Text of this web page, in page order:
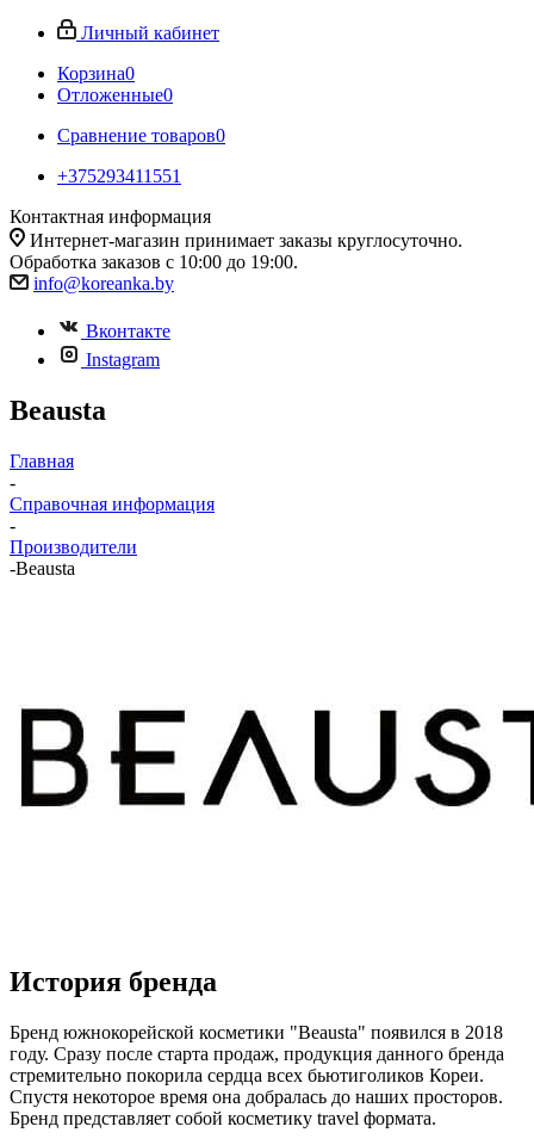
Личный кабинет
Корзина0
Отложенные0
Сравнение товаров0
+375293411551
Контактная информация
Интернет-магазин принимает заказы круглосуточно.
Обработка заказов с 10:00 до 19:00.
info@koreanka.by
Вконтакте
Instagram
Beausta
Главная
-
Справочная информация
-
Производители
-Beausta
История бренда
Бренд южнокорейской косметики "Beausta" появился в 2018
году. Сразу после старта продаж, продукция данного бренда
стремительно покорила сердца всех бьютиголиков Кореи.
Спустя некоторое время она добралась до наших просторов.
Бренд представляет собой косметику travel формата.